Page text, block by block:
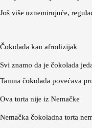
Još više uznemirujuće,
Čokolada kao afrodizijak
Svi znamo da je čokolada
Tamna čokolada povećava
Ova torta nije iz Nemačke
Nemačka čokoladna torta